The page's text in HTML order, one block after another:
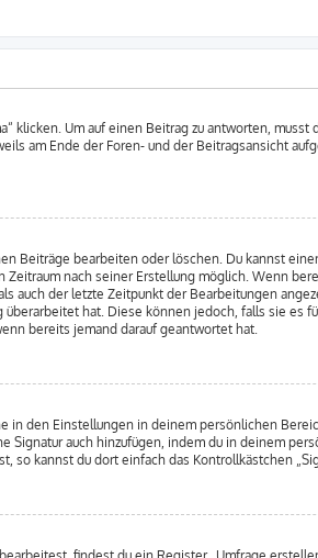
klicken. Um auf einen Beitrag zu antworten,
am Ende der Foren- und der Beitragsansicht
Beiträge bearbeiten oder löschen. Du kannst
nach seiner Erstellung möglich. Wenn
auch der letzte Zeitpunkt der Bearbeitungen
hat. Diese können jedoch, falls sie es
bereits jemand darauf geantwortet hat.
in den Einstellungen in deinem persönlichen
Signatur auch hinzufügen, indem du in deinem
kannst du dort einfach das Kontrollkästchen